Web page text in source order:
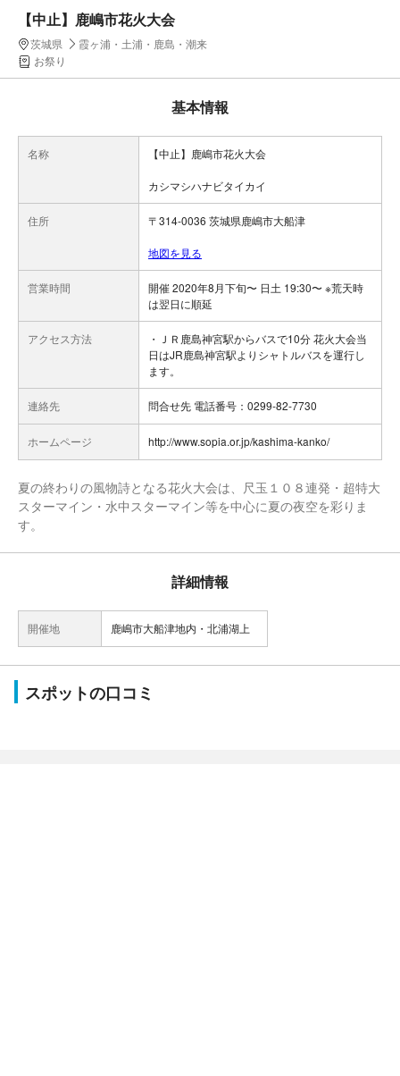
【中止】鹿嶋市花火大会
茨城県
霞ヶ浦・土浦・鹿島・潮来
お祭り
基本情報
名称 【中止】鹿嶋市花火大会
カシマシハナビタイカイ
住所 〒314-0036 茨城県鹿嶋市大船津
地図を見る
営業時間
開催 2020年8月下旬〜 日土 19:30〜 ※荒天時
は翌日に順延
アクセス方法
・ＪＲ鹿島神宮駅からバスで10分 花火大会当
日はJR鹿島神宮駅よりシャトルバスを運行し
ます。
連絡先 問合せ先 電話番号：0299-82-7730
ホームページ http://www.sopia.or.jp/kashima-kanko/
夏の終わりの風物詩となる花火大会は、尺玉１０８連発・超特大
スターマイン・水中スターマイン等を中心に夏の夜空を彩りま
す。
詳細情報
開催地 鹿嶋市大船津地内・北浦湖上
スポットの口コミ